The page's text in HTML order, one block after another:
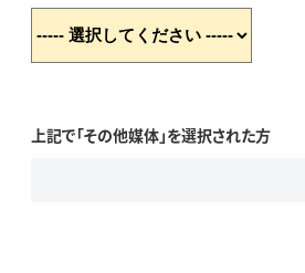
上記で「その他媒体」を選択された方